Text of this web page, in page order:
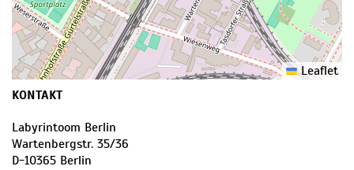
Leaflet
KONTAKT
Labyrintoom Berlin
Wartenbergstr. 35/36
D-10365 Berlin